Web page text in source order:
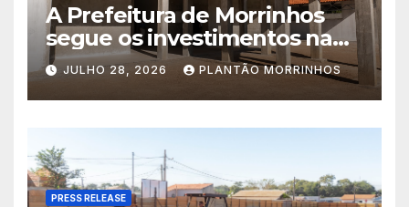
A Prefeitura de Morrinhos
segue os investimentos na
educação. A obra da Escola
Municipal Eudóxio de
Figueiredo avança em ritmo
acelerado e já ganha forma.
JULHO 28, 2026 PLANTÃO MORRINHOS
PRESS RELEASE